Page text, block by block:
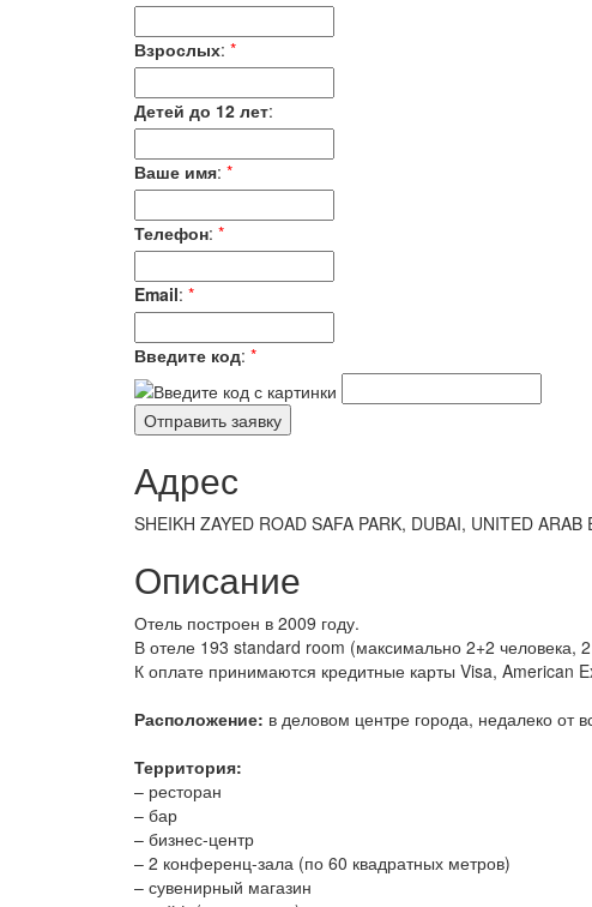
Взрослых: *
Детей до 12 лет:
Ваше имя: *
Телефон: *
Email: *
Введите код: *
Адрес
SHEIKH ZAYED ROAD SAFA PARK, DUBAI, UNITED ARAB
Описание
Отель построен в 2009 году.
В отеле 193 standard room (максимально 2+2 человека,
К оплате принимаются кредитные карты Visa, American
Расположение: в деловом центре города, недалеко от
Территория:
– ресторан
– бар
– бизнес-центр
– 2 конференц-зала (по 60 квадратных метров)
– сувенирный магазин